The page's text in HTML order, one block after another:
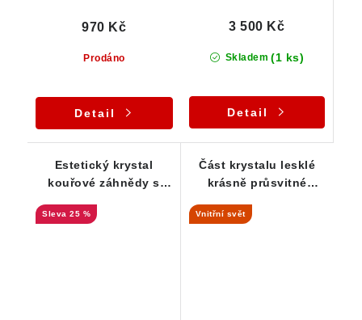
Prodáno
970 Kč
Detail
Skladem (1 ks)
3 500 Kč
Detail
Estetický krystal
kouřové záhnědy s
duhou
25 %
Část krystalu lesklé
krásně průsvitné
Vnitřní svět